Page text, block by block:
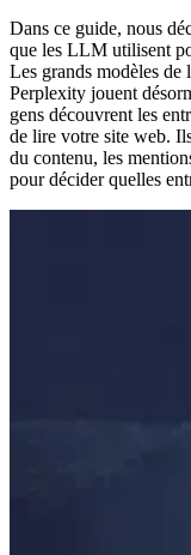
Dans ce guide, nous
que les LLM utilisent
Les grands modèles
Perplexity jouent
gens découvrent les
de lire votre site web.
du contenu, les
pour décider quelles